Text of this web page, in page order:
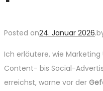
Posted on24. Januar 2026.
Ich erläutere, wie
Content- bis Social-
erreichst, warne vor der